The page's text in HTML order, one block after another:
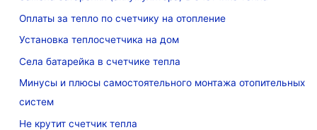
Оплаты за тепло по счетчику на отопление
Установка теплосчетчика на дом
Села батарейка в счетчике тепла
Минусы и плюсы самостоятельного монтажа отопительных
систем
Не крутит счетчик тепла